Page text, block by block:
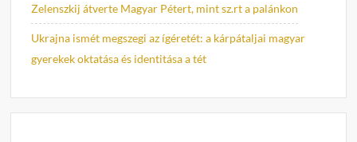
Zelenszkij átverte Magyar Pétert, mint sz.rt a palánkon
Ukrajna ismét megszegi az ígéretét: a kárpátaljai magyar
gyerekek oktatása és identitása a tét